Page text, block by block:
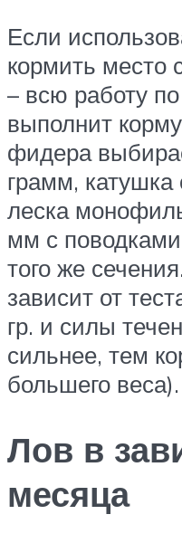
Если
кормить место
– всю работу
выполнит
фидера
грамм,
леска
мм с
того же
зависит от
гр. и силы
сильнее, тем
большего веса).
Лов в
месяца